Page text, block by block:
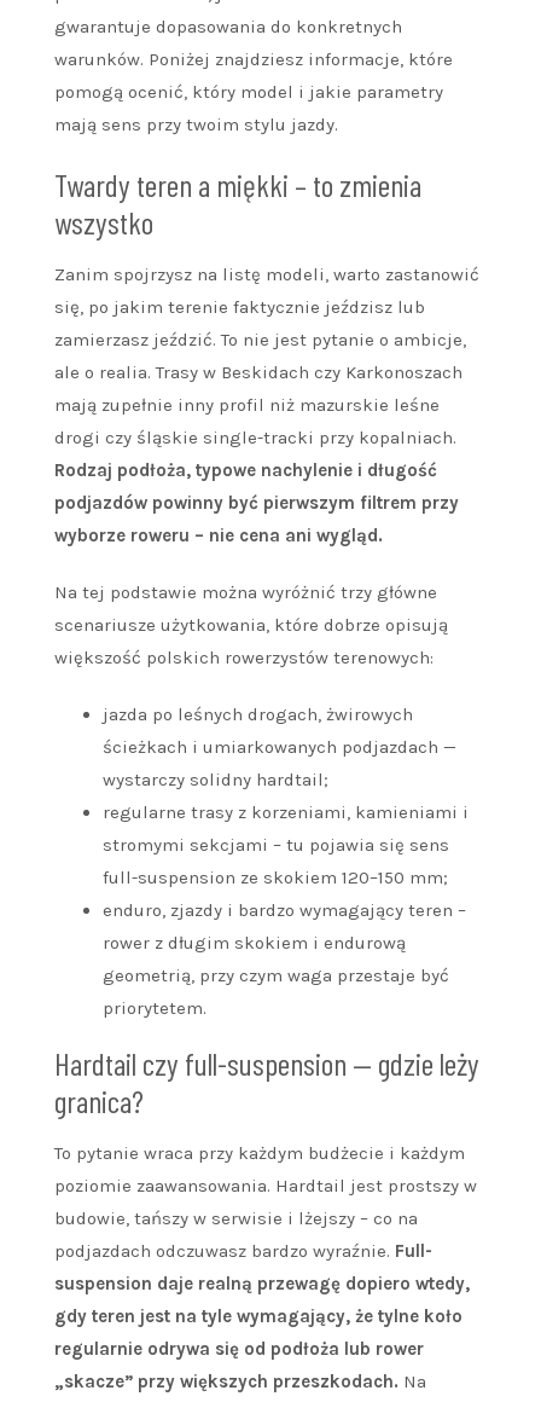
gwarantuje dopasowania do konkretnych
warunków. Poniżej znajdziesz informacje, które
pomogą ocenić, który model i jakie parametry
mają sens przy twoim stylu jazdy.
Twardy teren a miękki – to zmienia
wszystko
Zanim spojrzysz na listę modeli, warto zastanowić
się, po jakim terenie faktycznie jeździsz lub
zamierzasz jeździć. To nie jest pytanie o ambicje,
ale o realia. Trasy w Beskidach czy Karkonoszach
mają zupełnie inny profil niż mazurskie leśne
drogi czy śląskie single-tracki przy kopalniach.
Rodzaj podłoża, typowe nachylenie i długość
podjazdów powinny być pierwszym filtrem przy
wyborze roweru – nie cena ani wygląd.
Na tej podstawie można wyróżnić trzy główne
scenariusze użytkowania, które dobrze opisują
większość polskich rowerzystów terenowych:
jazda po leśnych drogach, żwirowych
ścieżkach i umiarkowanych podjazdach —
wystarczy solidny hardtail;
regularne trasy z korzeniami, kamieniami i
stromymi sekcjami – tu pojawia się sens
full-suspension ze skokiem 120–150 mm;
enduro, zjazdy i bardzo wymagający teren –
rower z długim skokiem i endurową
geometrią, przy czym waga przestaje być
priorytetem.
Hardtail czy full-suspension — gdzie leży
granica?
To pytanie wraca przy każdym budżecie i każdym
poziomie zaawansowania. Hardtail jest prostszy w
budowie, tańszy w serwisie i lżejszy – co na
podjazdach odczuwasz bardzo wyraźnie. Full-
suspension daje realną przewagę dopiero wtedy,
gdy teren jest na tyle wymagający, że tylne koło
regularnie odrywa się od podłoża lub rower
„skacze” przy większych przeszkodach. Na